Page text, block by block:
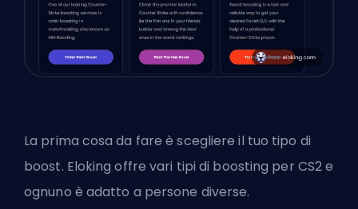
La prima cosa da fare è scegliere il tuo tipo di
boost. Eloking offre vari tipi di boosting per CS2 e
ognuno è adatto a persone diverse.